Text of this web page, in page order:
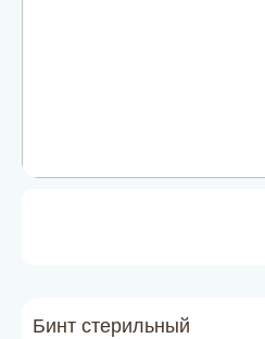
Контакты
Бинт стерильный